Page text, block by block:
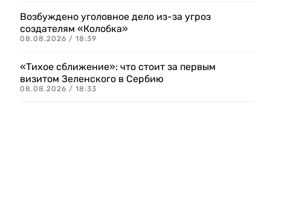
Возбуждено уголовное дело из-за угроз
создателям «Колобка»
08.08.2026 / 18:39
«Тихое сближение»: что стоит за первым
визитом Зеленского в Сербию
08.08.2026 / 18:33